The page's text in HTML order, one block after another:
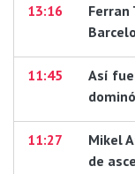
13:16
Ferran
11:45
Así
11:27
Mikel
de